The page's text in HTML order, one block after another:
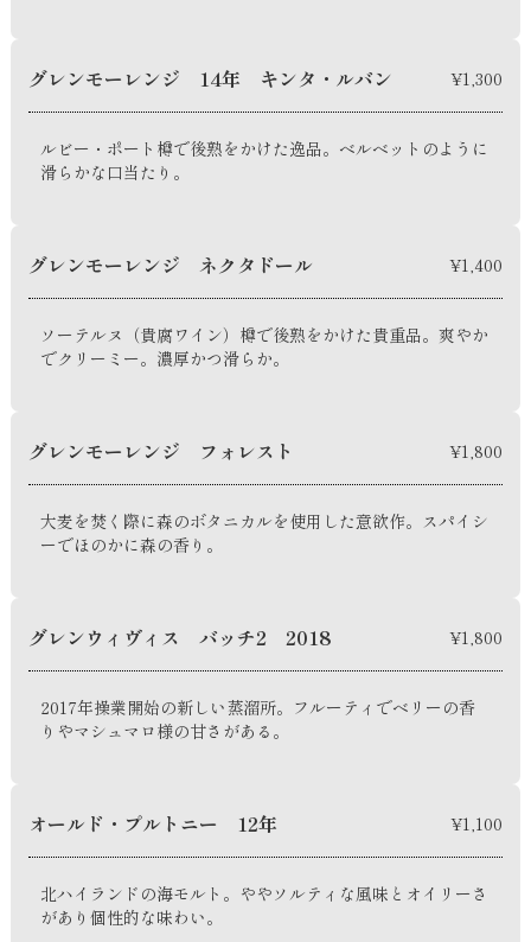
グレンモーレンジ 14年 キンタ・ルバン ¥1,300
ルビー・ポート樽で後熟をかけた逸品。ベルベットのように
滑らかな口当たり。
グレンモーレンジ ネクタドール ¥1,400
ソーテルヌ（貴腐ワイン）樽で後熟をかけた貴重品。爽やか
でクリーミー。濃厚かつ滑らか。
グレンモーレンジ フォレスト ¥1,800
大麦を焚く際に森のボタニカルを使用した意欲作。スパイシ
ーでほのかに森の香り。
グレンウィヴィス バッチ2 2018 ¥1,800
2017年操業開始の新しい蒸溜所。フルーティでベリーの香
りやマシュマロ様の甘さがある。
オールド・プルトニー 12年 ¥1,100
北ハイランドの海モルト。ややソルティな風味とオイリーさ
があり個性的な味わい。